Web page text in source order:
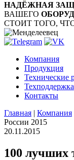
НАДЁЖНАЯ
ВАШЕГО
СТОИТ ТОГО,
Компания
Продукция
Технические
Техподдержка
Контакты
Главная | Компания
России 2015
20.11.2015
100 лучших